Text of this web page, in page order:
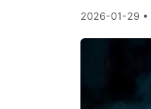
2026-01-29 •